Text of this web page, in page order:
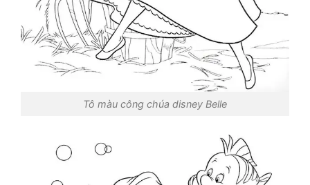
Tô màu công chúa disney Belle